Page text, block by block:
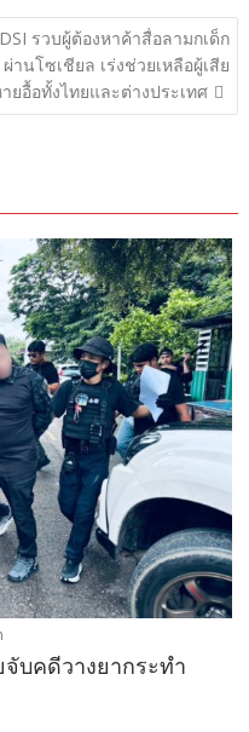
DSI รวบผู้ต้องหาค้าสื่อลามกเด็ก
ผ่านโซเชียล เร่งช่วยเหลือผู้เสีย
ยอื้อทั้งไทยและต่างประเทศ
บคดีวางยากระทำ